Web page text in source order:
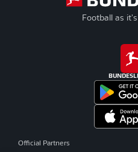
Football as
Official Partners